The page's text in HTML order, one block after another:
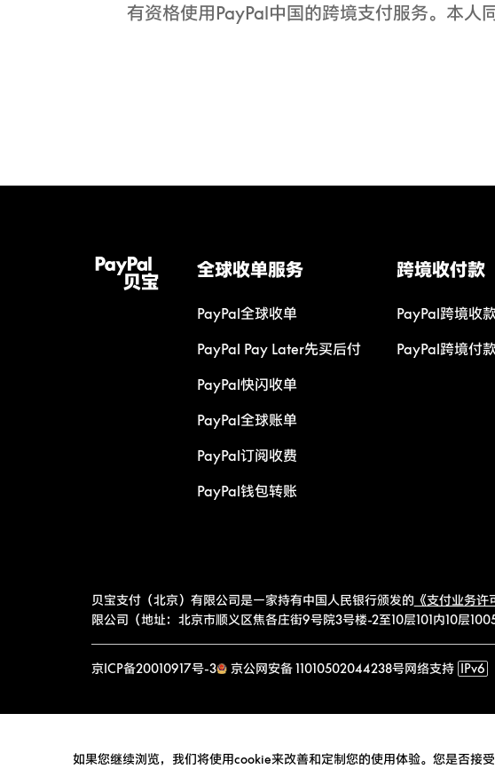
有资格使用PayPal中国的跨境支付服务。本人
全球收单服务
PayPal全球收单
PayPal Pay Later先买后付
PayPal快闪收单
PayPal全球账单
PayPal订阅收费
PayPal钱包转账
跨境收付款
PayPal跨境收
PayPal跨境付
贝宝支付（北京）有限公司是一家持有中国人民银行颁发的 《支付业务许
限公司（地址：北京市顺义区焦各庄街9号院3号楼-2至10层101内10层
京ICP备20010917号-3 京公网安备 11010502044238号网络支持 IPv6
如果您继续浏览，我们将使用cookie来改善和定制您的使用体验。您是否接